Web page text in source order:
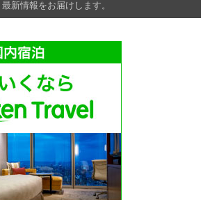
最新情報をお届けします。